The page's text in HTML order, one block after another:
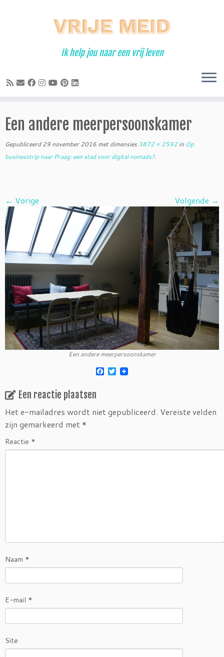
Ik help jou naar een vrij leven
Een andere meerpersoonskamer
Gepubliceerd 29 november 2016 met dimensies 3872 × 2592 in Op
businesstrip naar Praag: een stad voor digital nomads?.
← Vorige Volgende →
Een andere meerpersoonskamer
F
o
T
w
e
r
Een reactie plaatsen
Het e-mailadres wordt niet gepubliceerd. Vereiste velden
zijn gemarkeerd met *
Reactie *
Naam *
E-mail *
Site